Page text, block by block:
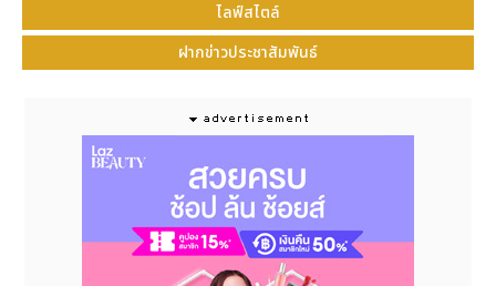
ท้องอืด อาหารไม่ย่อยจากกรดเกิน
ไม่สบายท้อง แน่นท้อง จุกเสียด
คลื่นไส้ รู้สึกเหมือนมีน้ำย่อยไหลขึ้นมา
แสบร้อนกลางอก
แสบคอ จุกแน่นในลำคอ กลืนลำบาก
ปัจจัยและพฤติกรรมเสี่ยงที่อาจทำให้เกิดโรค
ไลฟ์สไตล์
ฝากข่าวประชาสัมพันธ์